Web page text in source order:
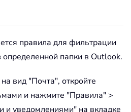
правила для фильтрации
папки в Outlook.
вид "Почта", откройте
и нажмите "Правила" >
и уведомлениями" на вкладке